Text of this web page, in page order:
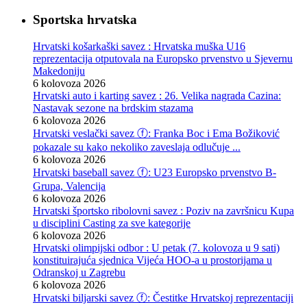
Sportska hrvatska
Hrvatski košarkaški savez : Hrvatska muška U16
reprezentacija otputovala na Europsko prvenstvo u Sjevernu
Makedoniju
6 kolovoza 2026
Hrvatski auto i karting savez : 26. Velika nagrada Cazina:
Nastavak sezone na brdskim stazama
6 kolovoza 2026
Hrvatski veslački savez ⓕ: Franka Boc i Ema Božiković
pokazale su kako nekoliko zaveslaja odlučuje ...
6 kolovoza 2026
Hrvatski baseball savez ⓕ: U23 Europsko prvenstvo B-
Grupa, Valencija
6 kolovoza 2026
Hrvatski športsko ribolovni savez : Poziv na završnicu Kupa
u disciplini Casting za sve kategorije
6 kolovoza 2026
Hrvatski olimpijski odbor : U petak (7. kolovoza u 9 sati)
konstituirajuća sjednica Vijeća HOO-a u prostorijama u
Odranskoj u Zagrebu
6 kolovoza 2026
Hrvatski biljarski savez ⓕ: Čestitke Hrvatskoj reprezentaciji